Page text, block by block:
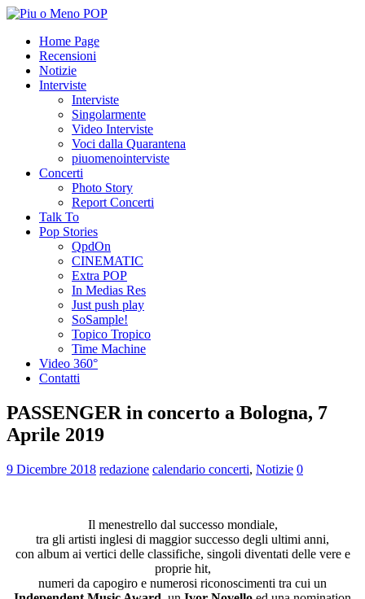
Home Page
Recensioni
Notizie
Interviste
Interviste
Singolarmente
Video Interviste
Voci dalla Quarantena
piuomenointerviste
Concerti
Photo Story
Report Concerti
Talk To
Pop Stories
QpdOn
CINEMATIC
Extra POP
In Medias Res
Just push play
SoSample!
Topico Tropico
Time Machine
Video 360°
Contatti
PASSENGER in concerto a Bologna, 7
Aprile 2019
9 Dicembre 2018 redazione calendario concerti, Notizie 0
Il menestrello dal successo mondiale,
tra gli artisti inglesi di maggior successo degli ultimi anni,
con album ai vertici delle classifiche, singoli diventati delle vere e
proprie hit,
numeri da capogiro e numerosi riconoscimenti tra cui un